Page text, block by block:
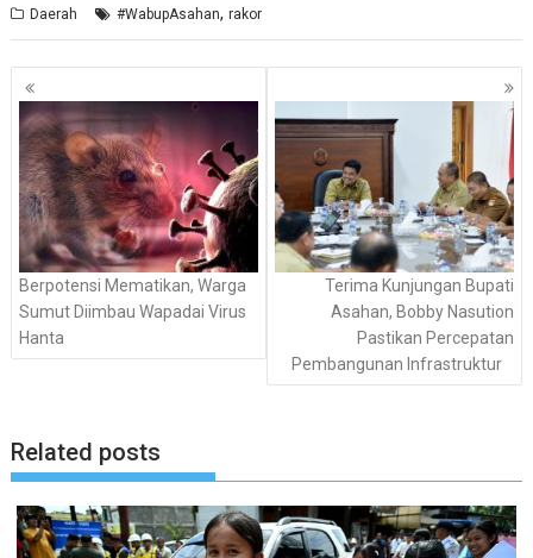
Daerah #WabupAsahan,rakor
Navigasi
pos
Berpotensi Mematikan, Warga
Sumut Diimbau Wapadai Virus
Hanta
Terima Kunjungan Bupati
Asahan, Bobby Nasution
Pastikan Percepatan
Pembangunan Infrastruktur
Related posts